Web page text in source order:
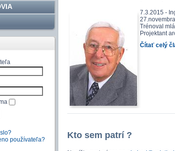
používateľa?
7.3.2015 -
Trénoval
Projektant
Čítať celý
Kto sem patrí ?